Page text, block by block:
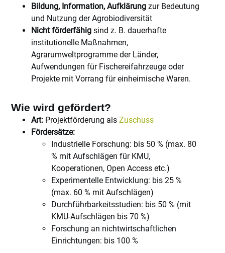
Bildung, Information, Aufklärung zur Bedeutung
und Nutzung der Agrobiodiversität
Nicht förderfähig sind z. B. dauerhafte
institutionelle Maßnahmen,
Agrarumweltprogramme der Länder,
Aufwendungen für Fischereifahrzeuge oder
Projekte mit Vorrang für einheimische Waren.
Wie wird gefördert?
Art: Projektförderung alsZuschuss
Fördersätze:
Industrielle Forschung: bis 50 % (max. 80
% mit Aufschlägen für KMU,
Kooperationen, Open Access etc.)
Experimentelle Entwicklung: bis 25 %
(max. 60 % mit Aufschlägen)
Durchführbarkeitsstudien: bis 50 % (mit
KMU-Aufschlägen bis 70 %)
Forschung an nichtwirtschaftlichen
Einrichtungen: bis 100 %